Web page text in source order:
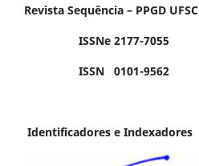
Revista Sequência – PPGD UFSC
ISSNe 2177-7055
ISSN 0101-9562
Identificadores e Indexadores